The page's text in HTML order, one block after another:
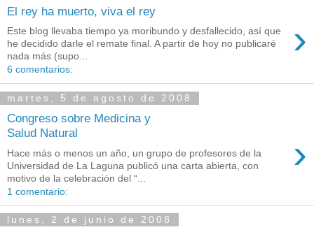
El rey ha muerto, viva el rey
›
Este blog llevaba tiempo ya moribundo y desfallecido, así que
he decidido darle el remate final. A partir de hoy no publicaré
nada más (supo...
6 comentarios:
martes, 5 de agosto de 2008
Congreso sobre Medicina y
Salud Natural
›
Hace más o menos un año, un grupo de profesores de la
Universidad de La Laguna publicó una carta abierta, con
motivo de la celebración del “...
1 comentario:
lunes, 2 de junio de 2008